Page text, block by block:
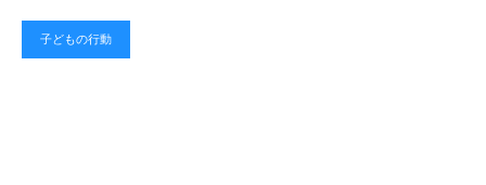
子どもの行動